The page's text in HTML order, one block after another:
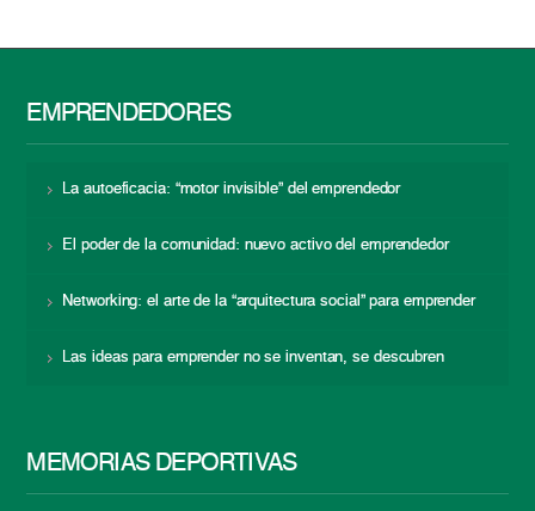
EMPRENDEDORES
La autoeficacia: “motor invisible” del emprendedor
El poder de la comunidad: nuevo activo del emprendedor
Networking: el arte de la “arquitectura social” para emprender
Las ideas para emprender no se inventan, se descubren
MEMORIAS DEPORTIVAS